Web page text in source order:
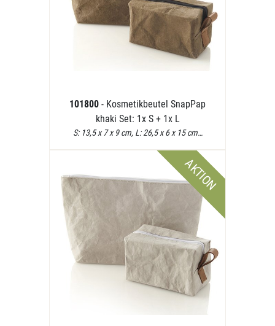
101800 - Kosmetikbeutel SnapPap
khaki Set: 1x S + 1x L
S: 13,5 x 7 x 9 cm, L: 26,5 x 6 x 15 cm…
AKTION